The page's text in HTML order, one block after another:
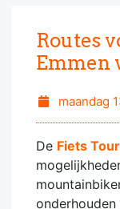
Routes
Emmen
maandag
De Fiets